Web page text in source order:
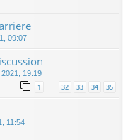
09:07
19:19
1 32 33 34 35
11:54